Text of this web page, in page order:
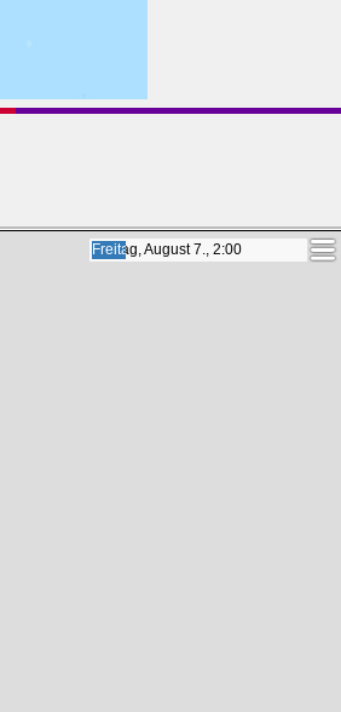
Samstag, August 8., 4:00
Samstag, August 8., 4:00